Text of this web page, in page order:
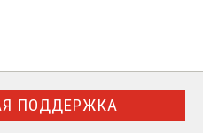
ПОДДЕРЖКА